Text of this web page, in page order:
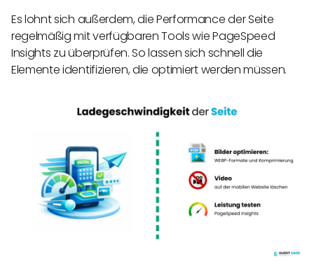
Es lohnt sich außerdem, die Performance der Seite
regelmäßig mit verfügbaren Tools wie PageSpeed
Insights zu überprüfen. So lassen sich schnell die
Elemente identifizieren, die optimiert werden müssen.